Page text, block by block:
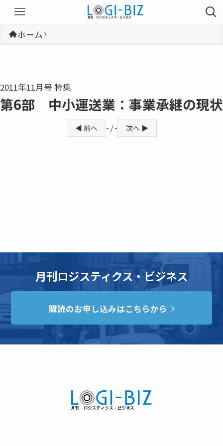
ホーム
2011年11月号 特集
第6部 中小運送業：事業承継の現状
◀ 前へ - / - 次へ ▶
月刊ロジスティクス・ビジネス
購読のお申し込みはこちらから